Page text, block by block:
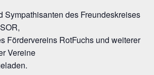
Sympathisanten des Freundeskreises
Fördervereins RotFuchs und weiterer
Vereine